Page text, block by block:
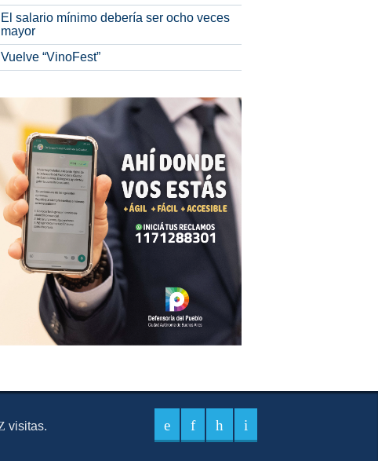
El salario mínimo debería ser ocho veces
mayor
Vuelve “VinoFest”
visitas.